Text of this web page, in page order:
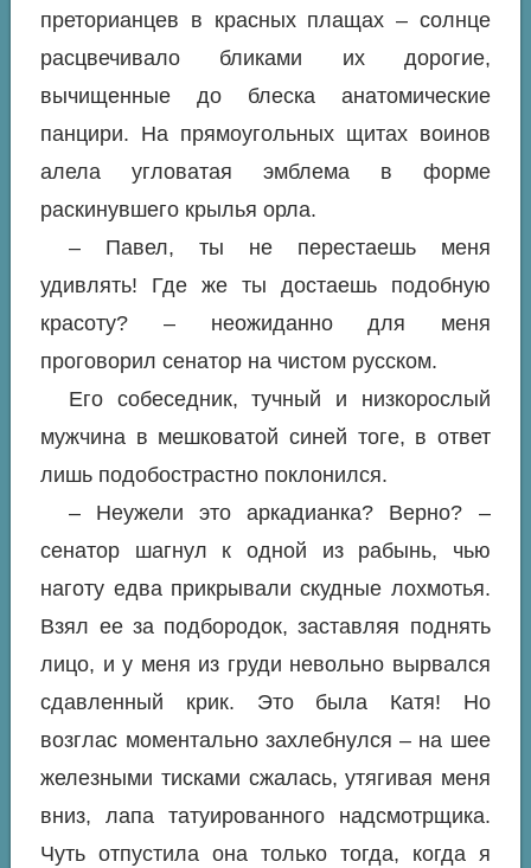
преторианцев в красных плащах – солнце
расцвечивало бликами их дорогие,
вычищенные до блеска анатомические
панцири. На прямоугольных щитах воинов
алела угловатая эмблема в форме
раскинувшего крылья орла.
– Павел, ты не перестаешь меня
удивлять! Где же ты достаешь подобную
красоту? – неожиданно для меня
проговорил сенатор на чистом русском.
Его собеседник, тучный и низкорослый
мужчина в мешковатой синей тоге, в ответ
лишь подобострастно поклонился.
– Неужели это аркадианка? Верно? –
сенатор шагнул к одной из рабынь, чью
наготу едва прикрывали скудные лохмотья.
Взял ее за подбородок, заставляя поднять
лицо, и у меня из груди невольно вырвался
сдавленный крик. Это была Катя! Но
возглас моментально захлебнулся – на шее
железными тисками сжалась, утягивая меня
вниз, лапа татуированного надсмотрщика.
Чуть отпустила она только тогда, когда я